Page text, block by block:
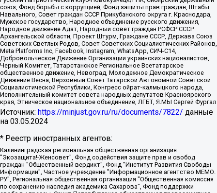
союз, Фонд борьбы с коррупцией, Фонд защиты прав граждан, Штабы
Навального, Совет граждан СССР Прикубанского округа г. Краснодара,
Мужское государство, Народное объединение русского движения,
Народное движение Адат, Народный совет граждан РСФСР СССР
Архангельской области, Проект Штурм, Граждане СССР, Держава Союз
Советских Светлых Родов, Совет Советских Социалистических Районов,
Meta Platforms Inc, Facebook, Instagram, WhatsApp, СИЧ-С14,
Добровольческое Движение Организации украинских националистов,
Черный Комитет, Татарстанское Региональное Всетатарское
общественное движение, Невоград, Молодежное Демократическое
Движение Весна, Верховный Совет Татарской Автономной Советской
Социалистической Республики, Конгресс ойрат-калмыцкого народа,
Исполнительный комитет совета народных депутатов Красноярского
края, Этническое национальное объединение, ЛГБТ, Я.МЫ Сергей Фургал
Источник: https://minjust.gov.ru/ru/documents/7822/ данные
на 03.05.2024
* Реестр иностранных агентов:
Калининградская региональная общественная организация "Экозащита!-Женсовет", Фонд содействия защите прав и свобод граждан "Общественный вердикт", Фонд "Институт Развития Свободы Информации", Частное учреждение "Информационное агентство МЕМО. РУ", Региональная общественная организация "Общественная комиссия по сохранению наследия академика Сахарова", Фонд поддержки свободы прессы, Санкт-Петербургская общественная правозащитная организация "Гражданский контроль", Межрегиональная общественная организация "Информационно-просветительский центр "Мемориал", Региональный Фонд "Центр Защиты Прав Средств Массовой Информации", с 05.12.2023 Фонд "Центр Защиты Прав Средств массовой информации", Региональная общественная благотворительная организация помощи беженцам и мигрантам "Гражданское содействие", Негосударственное образовательное учреждение дополнительного профессионального образования (повышение квалификации) специалистов "АКАДЕМИЯ ПО ПРАВАМ ЧЕЛОВЕКА", Свердловская региональная общественная организация "Сутяжник", Автономная некоммерческая организация "Центр независимых социологических исследований", Союз общественных объединений "Российский исследовательский центр по правам человека", Региональное общественное учреждение научно-информационный центр "МЕМОРИАЛ", Некоммерческая организация "Фонд защиты гласности", Автономная некоммерческая организация "Институт прав человека", Городская общественная организация "Екатеринбургское общество "МЕМОРИАЛ", Городская общественная организация "Рязанское историко-просветительское и правозащитное общество "Мемориал" (Рязанский Мемориал), Челябинский региональный орган общественной самодеятельности – женское общественное объединение "Женщины Евразии", Челябинский региональный орган общественной самодеятельности "Уральская правозащитная группа", Фонд содействия защите здоровья и социальной справедливости имени Андрея Рылькова, Автономная Некоммерческая Организация "Аналитический Центр Юрия Левады", Автономная некоммерческая организация социальной поддержки населения "Проект Апрель", Региональная общественная организация помощи женщинам и детям, находящимся в кризисной ситуации "Информационно-методический центр "Анна", Фонд содействия развитию массовых коммуникаций и правовому просвещению "Так-так-Так", Фонд содействия устойчивому развитию "Серебряная тайга", Свердловский региональный общественный фонд социальных проектов "Новое время", "Idel.Реалии", Кавказ.Реалии, Крым.Реалии, Телеканал Настоящее Время, Татаро-башкирская служба Радио Свобода (Azatliq Radiosi), Радио Свободная Европа/Радио Свобода (PCE/PC), "Сибирь.Реалии", "Фактограф", Благотворительный фонд помощи осужденным и их семьям, Автономная некоммерческая организация "Институт глобализации и социальных движений", Фонд "В защиту прав заключенных", Частное учреждение "Центр поддержки и содействия развитию средств массовой информации", Пензенский региональный общественный благотворительный фонд "Гражданский союз", "Север.Реалии", Некоммерческая организация Фонд "Правовая инициатива", Общество с ограниченной ответственностью "Радио Свободная Европа/Радио Свобода", Чешское информационное агентство "MEDIUM-ORIENT", Красноярская региональная общественная организация "Мы против СПИДа", Камалягин Денис Николаевич, Маркелов Сергей Евгеньевич, Пономарев Лев Александрович, Савицкая Людмила Алексеевна, Автономная некоммерческая организация "Центр по работе с проблемой насилия "НАСИЛИЮ.НЕТ", Межрегиональный профессиональный союз работников здравоохранения "Альянс врачей", Юридическое лицо, зарегистрированное в Латвийской Республике, SIA "Medusa Project" (регистрационный номер 40103797863, дата регистрации 10.06.2014), Некоммерческая организация "Фонд по борьбе с коррупцией", Автономная некоммерческая организация "Институт права и публичной политики", Баданин Роман Сергеевич, Гликин Максим Александрович, Железнова Мария Михайловна, Лукьянова Юлия Сергеевна, Маетная Елизавета Витальевна, Маняхин Петр Борисович, Чуракова Ольга Владимировна, Ярош Юлия Петровна, Юридическое лицо "The Insider SIA", зарегистрированное в Риге, Латвийская Республика (дата регистрации 26.06.2015), являющееся администратором доменного имени интернет-издания "The Insider SIA", https://theins.ru, Постернак Алексей Евгеньевич, Рубин Михаил Аркадьевич, Анин Роман Александрович, Юридическое лицо Istories fonds, зарегистрированное в Латвийской Республике (регистрационный номер 50008295751, дата регистрации 24.02.2020), Великовский Дмитрий Александрович, Долинина Ирина Николаевна, Мароховская Алеся Алексеевна, Шлейнов Роман Юрьевич, Шмагун Олеся Валентиновна, Общество с ограниченной ответственностью "Альтаир 2021", Общество с ограниченной ответственностью "Вега 2021", Общество с ограниченной ответственностью "Главный редактор 2021", Общество с ограниченной ответственностью "Ромашки монолит", Важенков Артем Валерьевич, Ивановская областная общественная организация "Центр гендерных исследований", Гурман Юрий Альбертович, Медиапроект "ОВД-Инфо", Егоров Владимир Владимирович, Жилинский Владимир Александрович, Общество с ограниченной ответственностью "ЗП", Иванова София Юрьевна, Карезина Инна Павловна, Кильтау Екатерина Викторовна, Петров Алексей Викторович, Пискунов Сергей Евгеньевич, Смирнов Сергей Сергеевич, Тихонов Михаил Сергеевич, Общество с ограниченной ответственностью "ЖУРНАЛИСТ-ИНОСТРАННЫЙ АГЕНТ", Арапова Галина Юрьевна, Вольтская Татьяна Анатольевна, Американская компания "Mason G.E.S. Anonymous Foundation" (США), являющаяся владельцем интернет-издания https://mnews.world/, Компания "Stichting Bellingcat", зарегистрированная в Нидерландах (дата регистрации 11.07.2018), Захаров Андрей Вячеславович, Клепиковская Екатерина Дмитриевна, Общество с ограниченной ответственностью "МЕМО", Перл Роман Александрович, Симонов Евгений Алексеевич, Соловьева Елена Анатольевна, Сотников Даниил Владимирович, Сурначева Елизавета Дмитриевна, Автономная некоммерческая организация по защите прав человека и информированию населения "Якутия – Наше Мнение", Общество с ограниченной ответственностью "Москоу диджитал медиа", с 26.01.2023 Общество с ограниченной ответственностью "Чайка Белые сады", Ветошкина Валерия Валерьевна, Заговора Максим Александрович, Межрегиональное общественное движение "Российская ЛГБТ - сеть", Оленичев Максим Владимирович, Павлов Иван Юрьевич, Скворцова Елена Сергеевна, Общество с ограниченной ответственностью "Как бы инагент", Кочетков Игорь Викторович, Общество с ограниченной ответственностью "Честные выборы", Еланчик Олег Александрович, Общество с ограниченной ответственностью "Нобелевский призыв", Гималова Регина Эмилевна, Григорьев Андрей Валерьевич, Григорьева Алина Александровна, Ассоциация по содействию защите прав призывников, альтернативнослужащих и военнослужащих "Правозащитная группа "Гражданин.Армия.Право", Хисамова Регина Фаритовна, Автономная некоммерческая организация по реализации социально-правовых программ "Лилит", Дальневосточное общественное движение "Маяк", Санкт-Петербургская ЛГБТ-инициативная группа "Выход", Инициативная группа ЛГБТ+ "Реверс", Алексеев Андрей Викторович, Бекбулатова Таисия Львовна, Беляев Иван Михайлович, Владыкина Елена Сергеевна, Гельман Марат Александрович, Никульшина Вероника Юрьевна, Толоконникова Надежда Андреевна, Шендерович Виктор Анатольевич, Общество с ограниченной ответственностью "Данное сообщение", Общество с ограниченной ответственностью Издательский дом "Новая глава", Айнбиндер Александра Александровна, Московский комьюнити-центр для ЛГБТ+инициатив, Благотворительный фонд развития филантропии, Deutsche Welle (Германия, Kurt-Schumacher-Strasse 3, 53113 Bonn), Борзунова Мария Михайловна, Воробьев Виктор Викторович, Голубева Анна Львовна, Константинова Алла Михайловна, Малкова Ирина Владимировна, Мурадов Мурад Абдулгалимович, Осетинская Елизавета Николаевна, Понасенков Евгений Николаевич, Ганапольский Матвей Юрьевич, Киселев Евгений Алексеевич, Борухович Ирина Григорьевна, Дремин Иван Тимофеевич, Дубровский Дмитрий Викторович, Красноярская региональная общественная организация поддержки и развития альтернативных образовательных технологий и межкультурных коммуникаций "ИНТЕРРА", Маяковская Екатерина Алексеевна, Фейгин Марк Захарович, Филимонов Андрей Викторович, Дзугкоева Регина Николаевна, Доброхотов Роман Александрович, Дудь Юрий Александрович, Елкин Сергей Владимирович, Кругликов Кирилл Игоревич, Сабунаева Мария Леонидовна, Семенов Алексей Владимирович, Шаинян Карен Багратович, Шульман Екатерина Михайловна, Асафьев Артур Валерьевич, Вахштайн Виктор Семенович, Венедиктов Алексей Алексеевич, Лушникова Екатерина Евгеньевна, Волков Леонид Михайлович, Невзоров Александр Глебович, Пархоменко Сергей Борисович, Сироткин Ярослав Николаевич, Кара-Мурза Владимир Владимирович, Баранова Наталья Владимировна, Гозман Леонид Яковлевич, Кагарлицкий Борис Юльевич, Климарев Михаил Валерьевич, Милов Владимир Станиславович, Автономная некоммерческая организация Краснодарский центр современного искусства "Типография", Моргенштерн Алишер Тагирович, Соболь Любовь Эдуардовна, Общество с ограниченной ответственностью "ЛИЗА НОРМ", Каспаров Гарри Кимович, Ходорковский Михаил Борисович, Общество с ограниченной ответственностью "Апрельские тезисы", Данилович Ирина Брониславовна, Кашин Олег Владимирович, Петров Николай Владимирович, Пивоваров Алексей Владимирович, Соколов Михаил Владимирович, Цветкова Юлия Владимировна, Чичваркин Евгений Александрович, Комитет против пыток/Команда против пыток, Общество с ограниченной ответственностью "Первый научный", Общество с ограниченной ответственностью "Вертолет и ко", Белоцерковская Вероника Борисовна, Кац Максим Евгеньевич, Лазарева Татьяна Юрьевна, Шаведдинов Руслан Табризович, Яшин Илья Валерьевич, Общество с ограниченной ответственностью "Иноагент ААВ", Алешковский Дмитрий Петрович, Альбац Евгения Марковна, Быков Дмитрий Львович, Галямина Юлия Евгеньевна, Лойко Сергей Леонидович, Мартынов Кирилл Константинович, Медведев Сергей Александрович, Крашенинников Федор Геннадиевич, Гордеева Катерина Вл